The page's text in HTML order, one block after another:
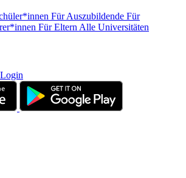
Für Auszubildende Für
Für Eltern Alle Universitäten